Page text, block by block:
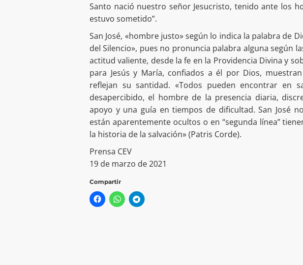
Santo nació nuestro señor Jesucristo, tenido ante los
estuvo sometido”.
San José, «hombre justo» según lo indica la palabra de
del Silencio», pues no pronuncia palabra alguna según
actitud valiente, desde la fe en la Providencia Divina y
para Jesús y María, confiados a él por Dios,
reflejan su santidad. «Todos pueden encontrar en
desapercibido, el hombre de la presencia diaria,
apoyo y una guía en tiempos de dificultad. San José
están aparentemente ocultos o en “segunda línea”
la historia de la salvación» (Patris Corde).
Prensa CEV
19 de marzo de 2021
Compartir